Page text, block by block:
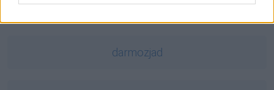
kolumbarium
darmozjad